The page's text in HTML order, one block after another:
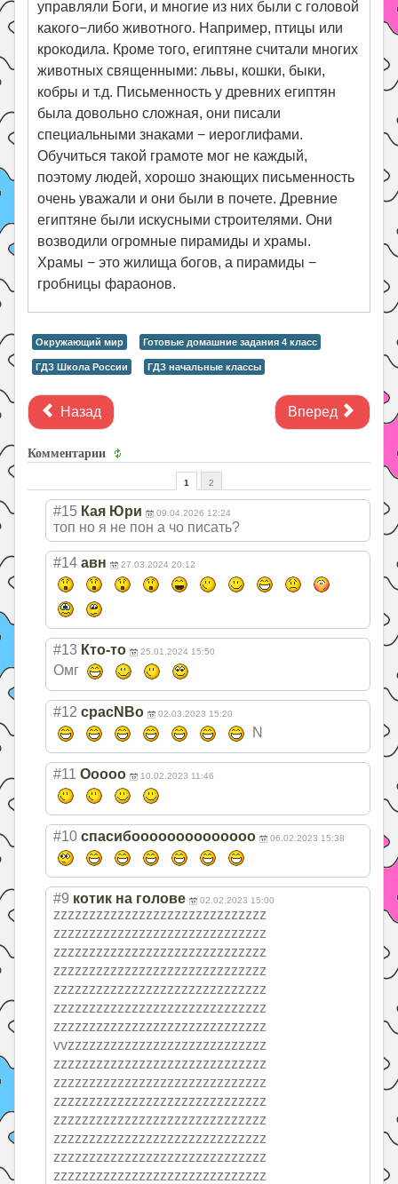
управляли Боги, и многие из них были с головой
какого−либо животного. Например, птицы или
крокодила. Кроме того, египтяне считали многих
животных священными: львы, кошки, быки,
кобры и т.д. Письменность у древних египтян
была довольно сложная, они писали
специальными знаками − иероглифами.
Обучиться такой грамоте мог не каждый,
поэтому людей, хорошо знающих письменность
очень уважали и они были в почете. Древние
египтяне были искусными строителями. Они
возводили огромные пирамиды и храмы.
Храмы − это жилища богов, а пирамиды −
гробницы фараонов.
Окружающий мир Готовые домашние задания 4 класс
ГДЗ Школа России ГДЗ начальные классы
Назад Вперед
Комментарии
1 2
#15 Кая Юри 09.04.2026 12:24
топ но я не пон а чо писать?
#14 авн 27.03.2024 20:12
#13 Кто-то 25.01.2024 15:50
Омг
#12 cpacNBo 02.03.2023 15:20
N
#11 Ооооо 10.02.2023 11:46
#10 спасибоооооооооооооо 06.02.2023 15:38
#9 котик на голове 02.02.2023 15:00
zzzzzzzzzzzzzzzzzzzzzzzzzzzzzz
zzzzzzzzzzzzzzzzzzzzzzzzzzzzzz
zzzzzzzzzzzzzzzzzzzzzzzzzzzzzz
zzzzzzzzzzzzzzzzzzzzzzzzzzzzzz
zzzzzzzzzzzzzzzzzzzzzzzzzzzzzz
zzzzzzzzzzzzzzzzzzzzzzzzzzzzzz
zzzzzzzzzzzzzzzzzzzzzzzzzzzzzz
vvzzzzzzzzzzzzzzzzzzzzzzzzzzzz
zzzzzzzzzzzzzzzzzzzzzzzzzzzzzz
zzzzzzzzzzzzzzzzzzzzzzzzzzzzzz
zzzzzzzzzzzzzzzzzzzzzzzzzzzzzz
zzzzzzzzzzzzzzzzzzzzzzzzzzzzzz
zzzzzzzzzzzzzzzzzzzzzzzzzzzzzz
zzzzzzzzzzzzzzzzzzzzzzzzzzzzzz
zzzzzzzzzzzzzzzzzzzzzzzzzzzzzz